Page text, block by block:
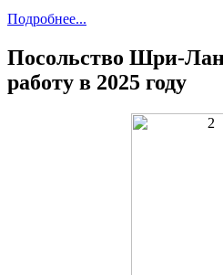
Подробнее...
Посольство Шри-
работу в 2025 году